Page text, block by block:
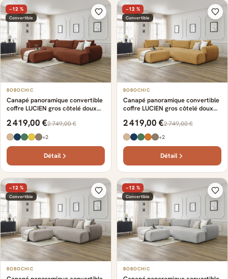
−12 %
Convertible
BOBOCHIC
Canapé panoramique convertible
coffre LUCIEN gros côtelé doux
2 419,00 €2 749,00 €
+2
Détail
−12 %
Convertible
BOBOCHIC
Canapé panoramique convertible
coffre LUCIEN gros côtelé doux
2 419,00 €2 749,00 €
+2
Détail
−12 %
Convertible
BOBOCHIC
−12 %
Convertible
BOBOCHIC